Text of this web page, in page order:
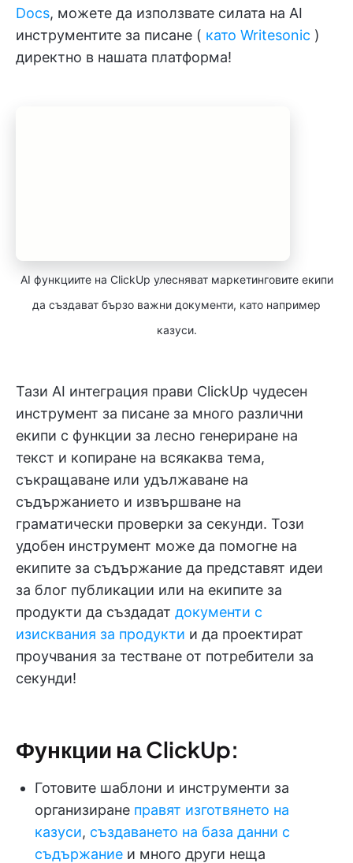
Docs, можете да използвате силата на AI
инструментите за писане ( като Writesonic )
директно в нашата платформа!
AI функциите на ClickUp улесняват маркетинговите екипи
да създават бързо важни документи, като например
казуси.
Тази AI интеграция прави ClickUp чудесен
инструмент за писане за много различни
екипи с функции за лесно генериране на
текст и копиране на всякаква тема,
съкращаване или удължаване на
съдържанието и извършване на
граматически проверки за секунди. Този
удобен инструмент може да помогне на
екипите за съдържание да представят идеи
за блог публикации или на екипите за
продукти да създадат документи с
изисквания за продукти и да проектират
проучвания за тестване от потребители за
секунди!
Функции на ClickUp:
Готовите шаблони и инструменти за
организиране правят изготвянето на
казуси, създаването на база данни с
съдържание и много други неща